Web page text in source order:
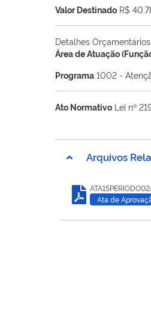
Valor Destinado R$
Detalhes Orçamentários
Área de Atuação
Programa 1002 -
Ato Normativo Lei nº
Arquivos
Ata de